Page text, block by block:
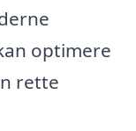
optimere
rette